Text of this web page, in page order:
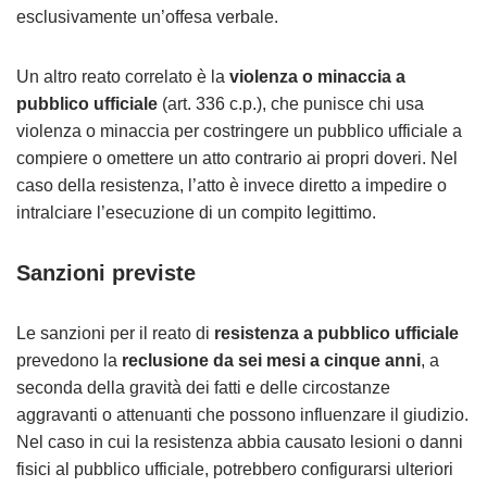
esclusivamente un’offesa verbale.
Un altro reato correlato è la violenza o minaccia a
pubblico ufficiale (art. 336 c.p.), che punisce chi usa
violenza o minaccia per costringere un pubblico ufficiale a
compiere o omettere un atto contrario ai propri doveri. Nel
caso della resistenza, l’atto è invece diretto a impedire o
intralciare l’esecuzione di un compito legittimo.
Sanzioni previste
Le sanzioni per il reato di resistenza a pubblico ufficiale
prevedono la reclusione da sei mesi a cinque anni, a
seconda della gravità dei fatti e delle circostanze
aggravanti o attenuanti che possono influenzare il giudizio.
Nel caso in cui la resistenza abbia causato lesioni o danni
fisici al pubblico ufficiale, potrebbero configurarsi ulteriori